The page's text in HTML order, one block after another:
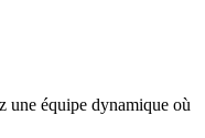
une équipe dynamique où